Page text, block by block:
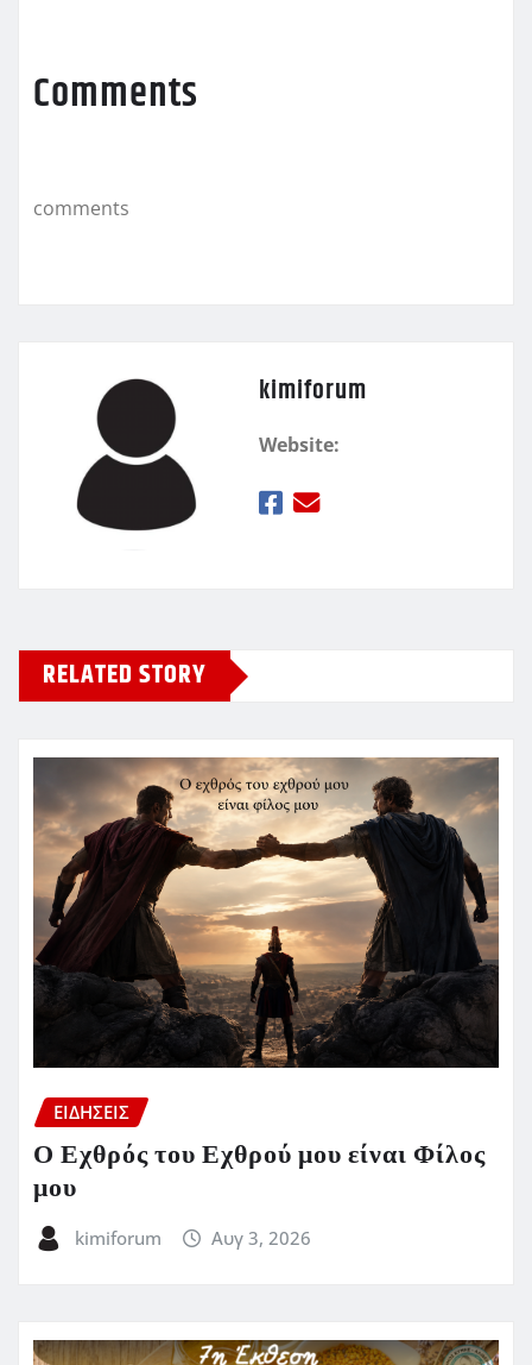
b
o
k
r σ
τ
Comments
comments
kimiforum
Website:
RELATED STORY
ΕΙΔΗΣΕΙΣ
Ο Εχθρός του Εχθρού μου είναι Φίλος
μου
kimiforum Αυγ 3, 2026